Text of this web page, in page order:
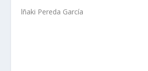
lñaki Pereda García